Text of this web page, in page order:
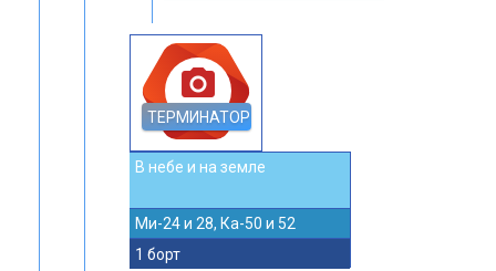
photo_camera
ТЕРМИНАТОР
В небе и на земле
Ми-24 и 28, Ка-50 и 52
1 борт